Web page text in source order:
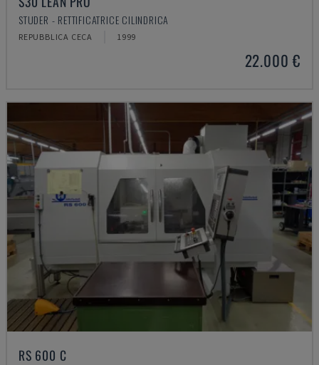
STUDER - RETTIFICATRICE CILINDRICA
REPUBBLICA CECA 1999
22.000 €
RS 600 C